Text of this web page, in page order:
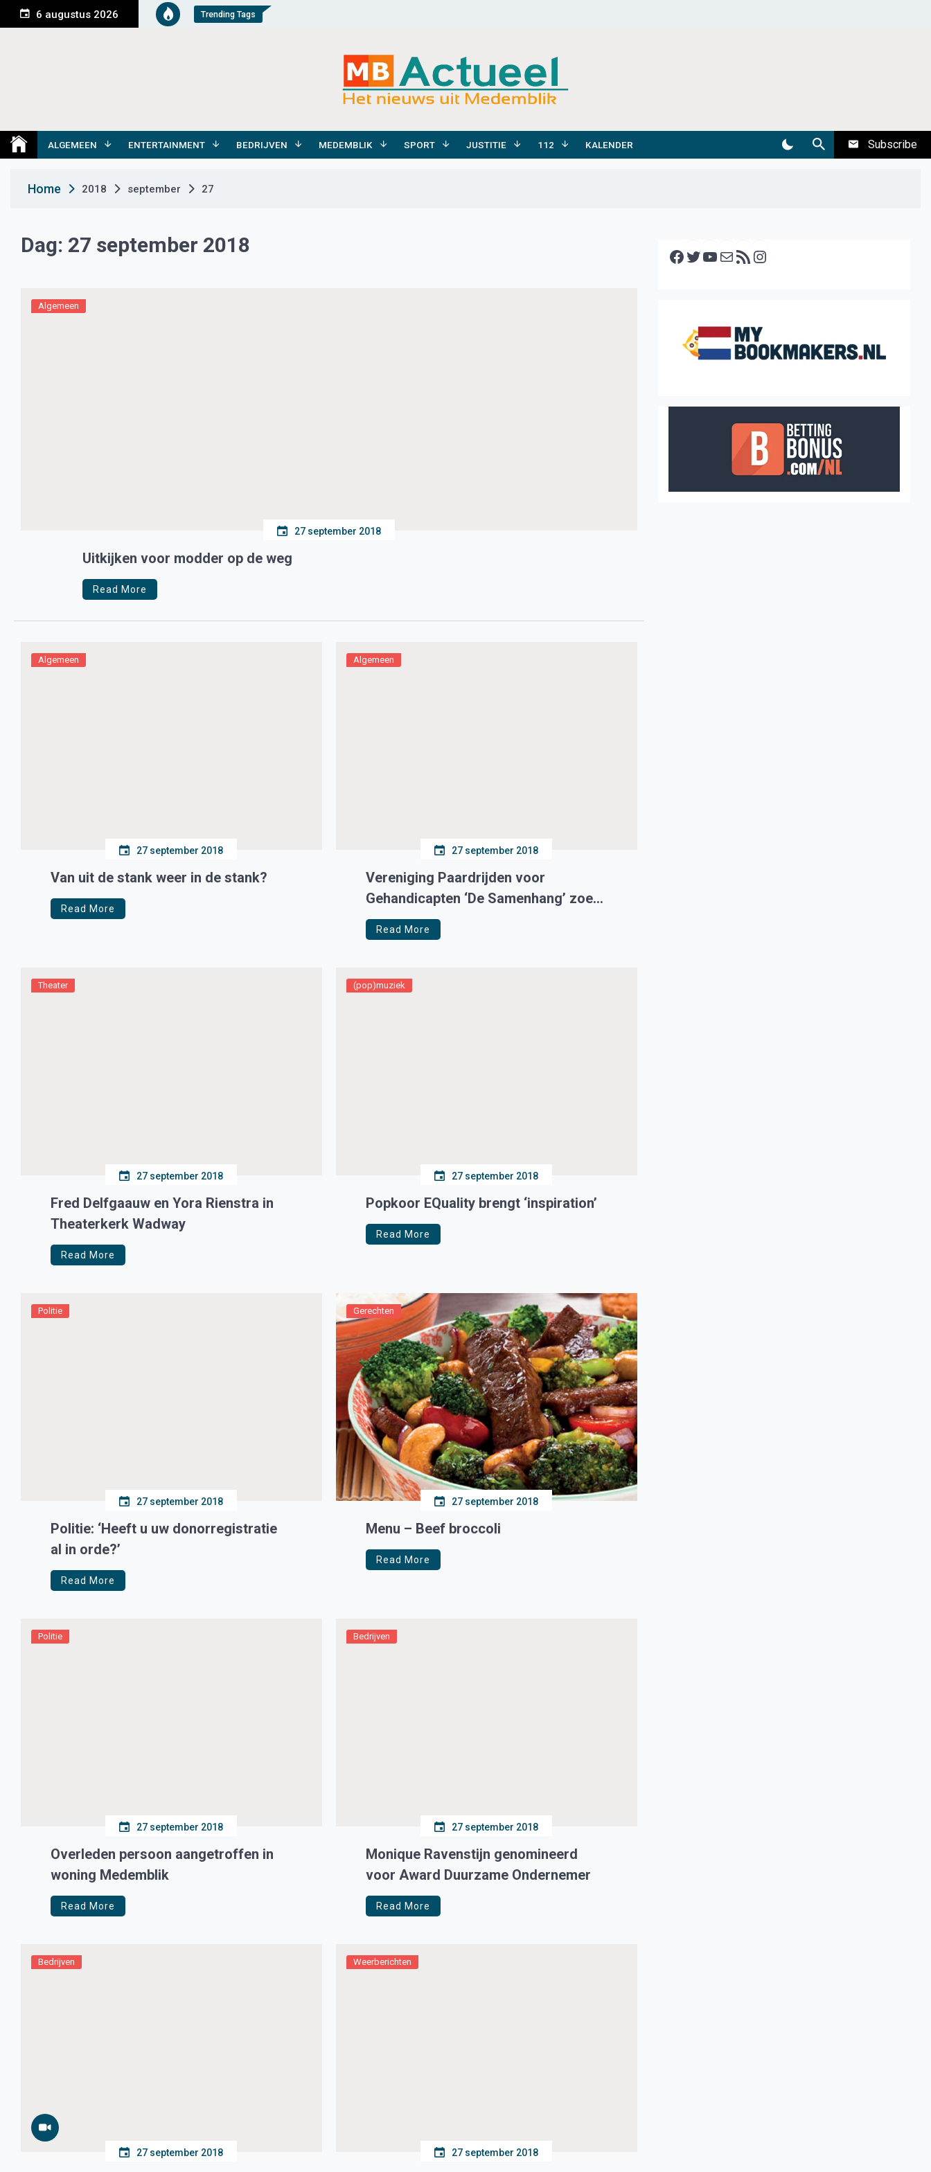
n
e
6 augustus 2026 Trending Tags
Medemblik Actueel
ALGEMEEN ENTERTAINMENT BEDRIJVEN MEDEMBLIK SPORT JUSTITIE 112 KALENDER Subscribe
Home 2018 september 27
Dag: 27 september 2018
Algemeen
27 september 2018
Uitkijken voor modder op de weg
Read More
Algemeen
27 september 2018
Van uit de stank weer in de stank?
Read More
Algemeen
27 september 2018
Vereniging Paardrijden voor
Gehandicapten ‘De Samenhang’ zoekt
donateurs/sponsors
Read More
Theater
27 september 2018
Fred Delfgaauw en Yora Rienstra in
Theaterkerk Wadway
Read More
(pop)muziek
27 september 2018
Popkoor EQuality brengt ‘inspiration’
Read More
Politie
27 september 2018
Politie: ‘Heeft u uw donorregistratie
al in orde?’
Read More
Gerechten
27 september 2018
Menu – Beef broccoli
Read More
Politie
27 september 2018
Overleden persoon aangetroffen in
woning Medemblik
Read More
Bedrijven
27 september 2018
Monique Ravenstijn genomineerd
voor Award Duurzame Ondernemer
Read More
Bedrijven
27 september 2018
Weerberichten
27 september 2018
Facebook Twitter YouTube E-mail RSS feed